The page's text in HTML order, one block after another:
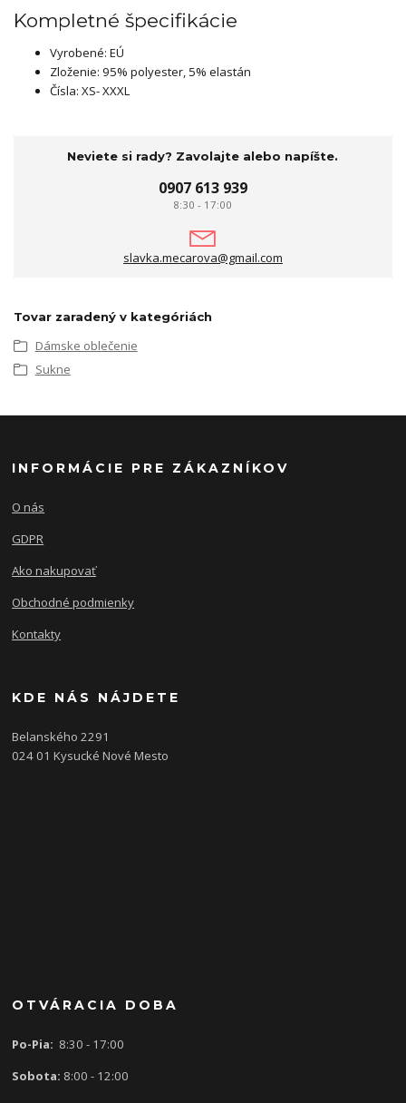
Kompletné špecifikácie
Vyrobené: EÚ
Zloženie: 95% polyester, 5% elastán
Čísla: XS- XXXL
Neviete si rady? Zavolajte alebo napíšte.
0907 613 939
8:30 - 17:00
slavka.mecarova@gmail.com
Tovar zaradený v kategóriách
Dámske oblečenie
Sukne
INFORMÁCIE PRE ZÁKAZNÍKOV
O nás
GDPR
Ako nakupovať
Obchodné podmienky
Kontakty
KDE NÁS NÁJDETE
Belanského 2291
024 01 Kysucké Nové Mesto
OTVÁRACIA DOBA
Po-Pia: 8:30 - 17:00
Sobota: 8:00 - 12:00